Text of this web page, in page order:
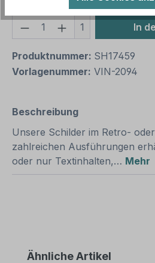
Produkt Anzahl: Gib
1 In
Produktnummer: SH17459
Vorlagenummer: VIN-2094
Beschreibung
Unsere Schilder im Retro-
zahlreichen Ausführungen
oder nur Textinhalten,… Mehr
Produktgalerie überspringen
Ähnliche Artikel